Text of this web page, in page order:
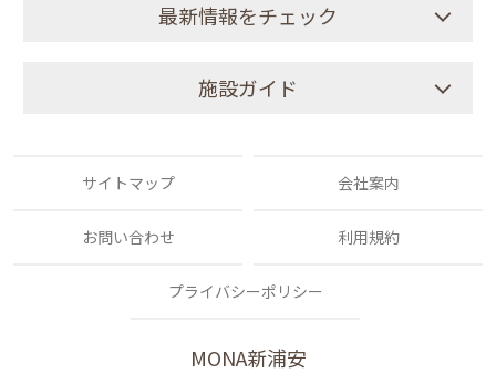
最新情報をチェック
施設ガイド
サイトマップ 会社案内
お問い合わせ 利用規約
プライバシーポリシー
MONA新浦安